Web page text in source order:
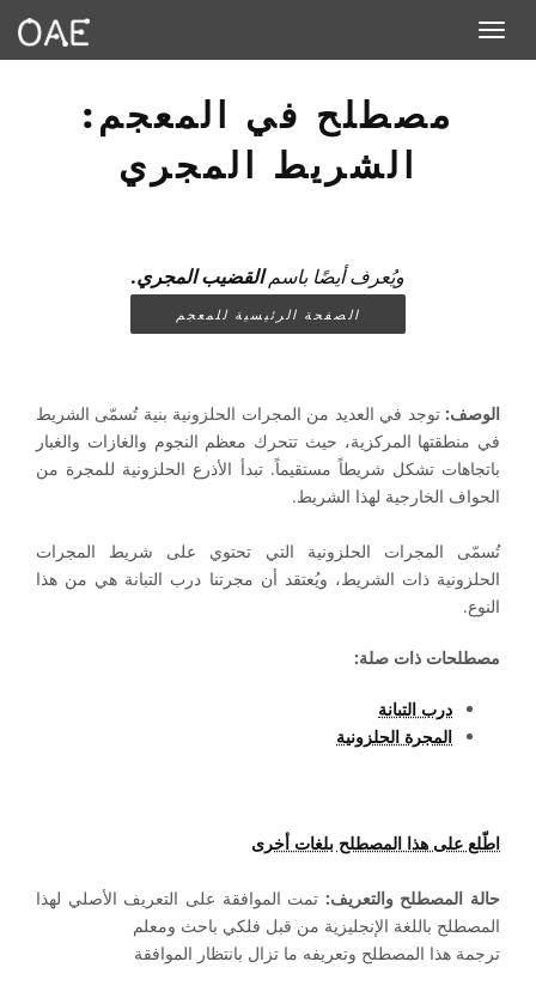
Toggle navigation
مصطلح في المعجم:
الشريط المجري
ويُعرف أيضًا باسمالقضيب المجري.
الصفحة الرئيسية للمعجم
الوصف: توجد في العديد من المجرات الحلزونية بنية تُسمّى الشريط
في منطقتها المركزية، حيث تتحرك معظم النجوم والغازات والغبار
باتجاهات تشكل شريطاً مستقيماً. تبدأ الأذرع الحلزونية للمجرة من
الحواف الخارجية لهذا الشريط.
تُسمّى المجرات الحلزونية التي تحتوي على شريط المجرات
الحلزونية ذات الشريط، ويُعتقد أن مجرتنا درب التبانة هي من هذا
النوع.
مصطلحات ذات صلة:
درب التبانة
المجرة الحلزونية
اطّلع على هذا المصطلح بلغات أخرى
حالة المصطلح والتعريف: تمت الموافقة على التعريف الأصلي لهذا
المصطلح باللغة الإنجليزية من قبل فلكي باحث ومعلم
ترجمة هذا المصطلح وتعريفه ما تزال بانتظار الموافقة